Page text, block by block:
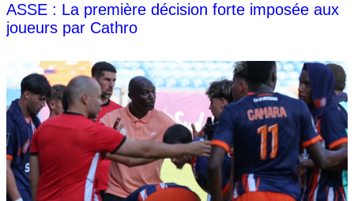
ASSE : La première décision forte imposée aux
joueurs par Cathro